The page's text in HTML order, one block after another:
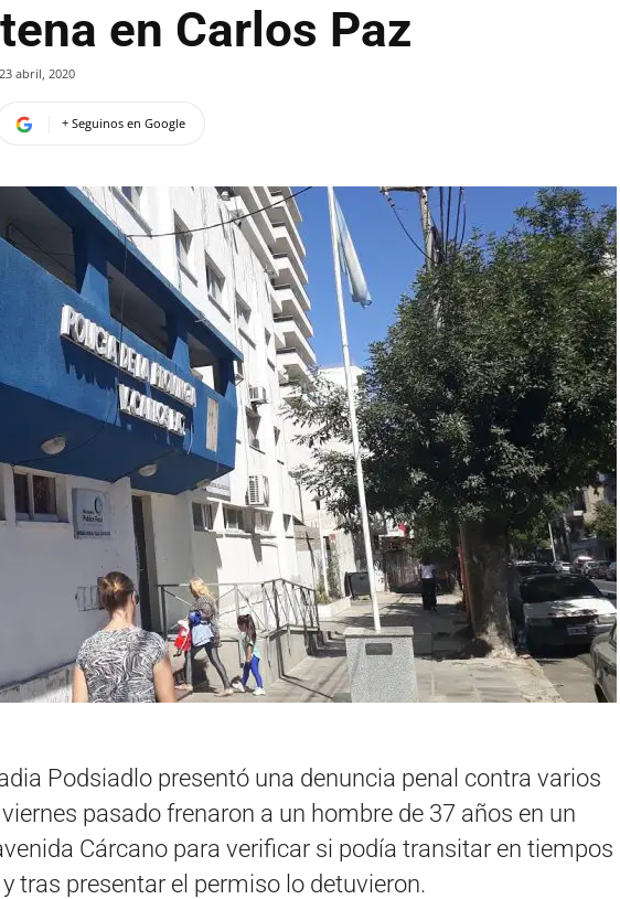
en Carlos Paz
23 abril, 2020
+ Seguinos en Google
Podsiadlo presentó una denuncia penal contra varios
pasado frenaron a un hombre de 37 años en un
Cárcano para verificar si podía transitar en tiempos
tras presentar el permiso lo detuvieron.